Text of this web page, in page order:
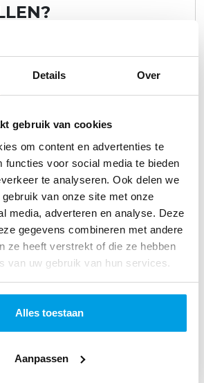
Details Over
gebruik van cookies
om content en advertenties te
functies voor social media te bieden
te analyseren. Ook delen we
van onze site met onze
media, adverteren en analyse. Deze
gegevens combineren met andere
ze heeft verstrekt of die ze hebben
van uw gebruik van hun services.
Alles toestaan
Aanpassen
helpen u graag!
hoogte een veilige oplossing.